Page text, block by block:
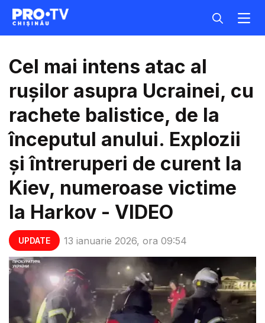
UPDATE 13 ianuarie 2026, ora 09:54
Cel mai intens atac al
rușilor asupra Ucrainei, cu
rachete balistice, de la
începutul anului. Explozii
și întreruperi de curent la
Kiev, numeroase victime
la Harkov - VIDEO